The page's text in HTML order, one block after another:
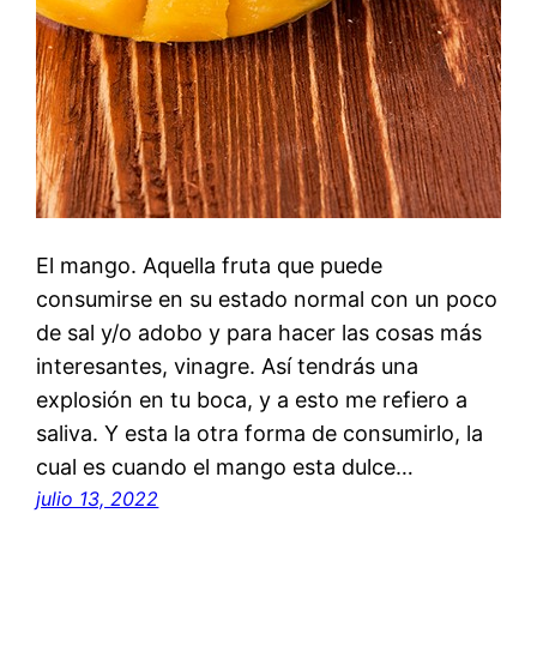
El mango. Aquella fruta que puede
consumirse en su estado normal con un poco
de sal y/o adobo y para hacer las cosas más
interesantes, vinagre. Así tendrás una
explosión en tu boca, y a esto me refiero a
saliva. Y esta la otra forma de consumirlo, la
cual es cuando el mango esta dulce…
julio 13, 2022